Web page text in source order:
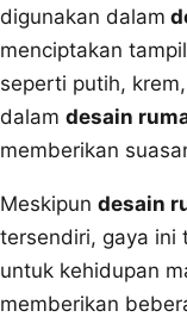
digunakan dalam
menciptakan
seperti putih,
dalam desain
memberikan
Meskipun desain
tersendiri, gaya ini
untuk kehidupan
memberikan